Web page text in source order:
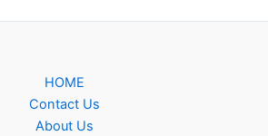
HOME
Contact Us
About Us